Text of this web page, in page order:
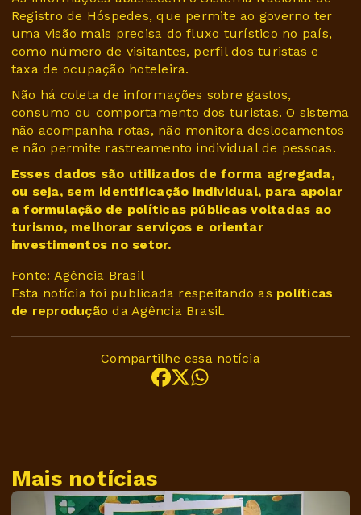
Registro de Hóspedes, que permite ao governo ter
uma visão mais precisa do fluxo turístico no país,
como número de visitantes, perfil dos turistas e
taxa de ocupação hoteleira.
Não há coleta de informações sobre gastos,
consumo ou comportamento dos turistas. O sistema
não acompanha rotas, não monitora deslocamentos
e não permite rastreamento individual de pessoas.
Esses dados são utilizados de forma agregada,
ou seja, sem identificação individual, para apoiar
a formulação de políticas públicas voltadas ao
turismo, melhorar serviços e orientar
investimentos no setor.
Fonte: Agência Brasil
Esta notícia foi publicada respeitando as políticas
de reprodução da Agência Brasil.
Compartilhe essa notícia
Mais notícias